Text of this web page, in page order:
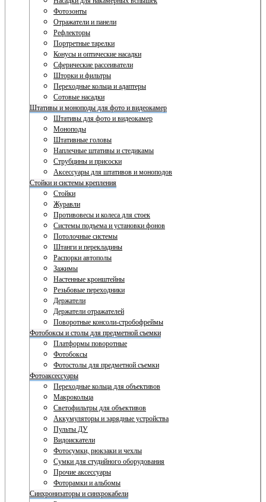
Фотозонты
Отражатели и панели
Рефлекторы
Портретные тарелки
Конусы и оптические насадки
Сферические рассеиватели
Шторки и фильтры
Переходные кольца и адаптеры
Сотовые насадки
Штативы и моноподы для фото и видеокамер
Штативы для фото и видеокамер
Моноподы
Штативные головы
Наплечные штативы и стедикамы
Струбцины и присоски
Аксессуары для штативов и моноподов
Стойки и системы крепления
Стойки
Журавли
Противовесы и колеса для стоек
Системы подъема и установки фонов
Потолочные системы
Штанги и перекладины
Распорки автополы
Зажимы
Настенные кронштейны
Резьбовые переходники
Держатели
Держатели отражателей
Поворотные консоли-стробофреймы
Фотобоксы и столы для предметной съемки
Платформы поворотные
Фотобоксы
Фотостолы для предметной съемки
Фотоаксессуары
Переходные кольца для объективов
Макрокольца
Светофильтры для объективов
Аккумуляторы и зарядные устройства
Пульты ДУ
Видоискатели
Фотосумки, рюкзаки и чехлы
Сумки для студийного оборудования
Прочие аксессуары
Фоторамки и альбомы
Синхронизаторы и синхрокабели